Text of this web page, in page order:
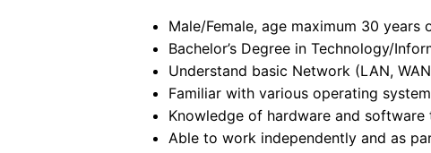
Male/Female, age maximum 30 years
Bachelor’s Degree in Technology/
Understand basic Network (LAN,
Familiar with various operating
Knowledge of hardware and software
Able to work independently and as